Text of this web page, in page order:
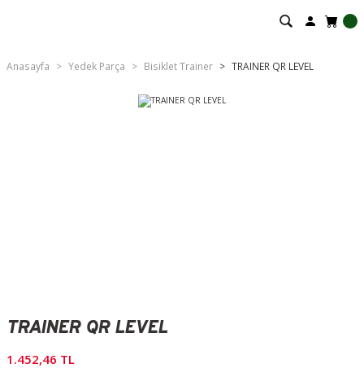
Anasayfa Yedek Parça Bisiklet Trainer TRAINER QR LEVEL
TRAINER QR LEVEL
1.452,46 TL